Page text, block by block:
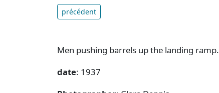
précédent
Men pushing barrels up the landing ramp.
date: 1937